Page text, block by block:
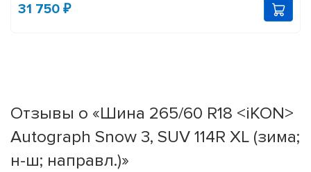
31 750 ₽
Отзывы о «Шина 265/60 R18 <iKON>
Autograph Snow 3, SUV 114R XL (зима;
н-ш; направл.)»